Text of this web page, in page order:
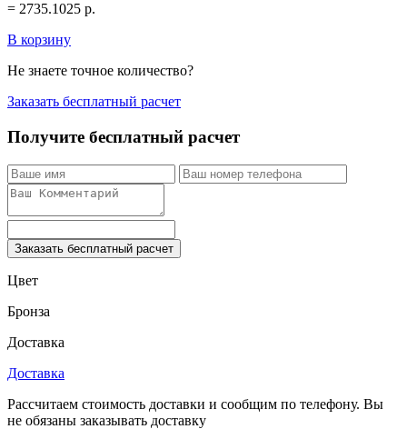
= 2735.1025 р.
В корзину
Не знаете точное количество?
Заказать бесплатный расчет
Получите бесплатный расчет
Заказать бесплатный расчет
Цвет
Бронза
Доставка
Доставка
Рассчитаем стоимость доставки и сообщим по телефону. Вы
не обязаны заказывать доставку